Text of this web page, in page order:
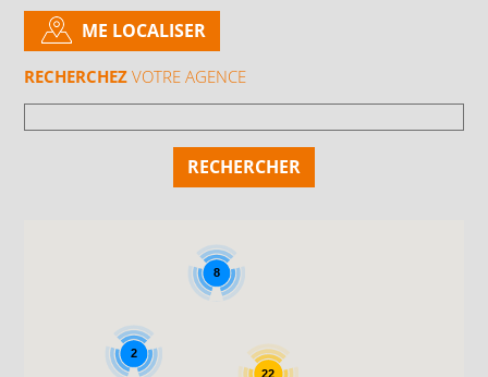
RECHERCHEZ VOTRE AGENCE
ME LOCALISER
22
2
8